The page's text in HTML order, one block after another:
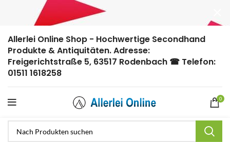
Allerlei Online Shop - Hochwertige Secondhand
Produkte & Antiquitäten. Adresse:
Freigerichtstraße 5, 63517 Rodenbach ☎ Telefon:
01511 1618258
0